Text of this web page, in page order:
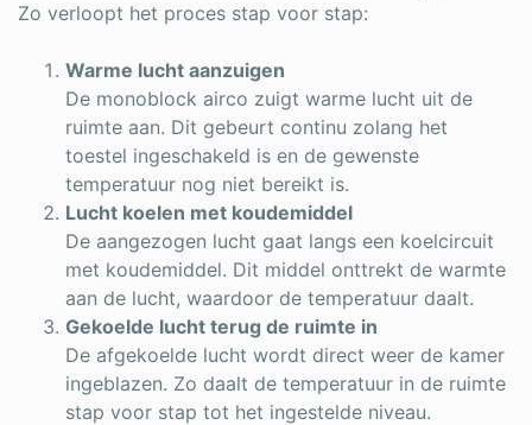
Zo verloopt het proces stap voor stap:
Warme lucht aanzuigen
De monoblock airco zuigt warme lucht uit de
ruimte aan. Dit gebeurt continu zolang het
toestel ingeschakeld is en de gewenste
temperatuur nog niet bereikt is.
Lucht koelen met koudemiddel
De aangezogen lucht gaat langs een koelcircuit
met koudemiddel. Dit middel onttrekt de warmte
aan de lucht, waardoor de temperatuur daalt.
Gekoelde lucht terug de ruimte in
De afgekoelde lucht wordt direct weer de kamer
ingeblazen. Zo daalt de temperatuur in de ruimte
stap voor stap tot het ingestelde niveau.